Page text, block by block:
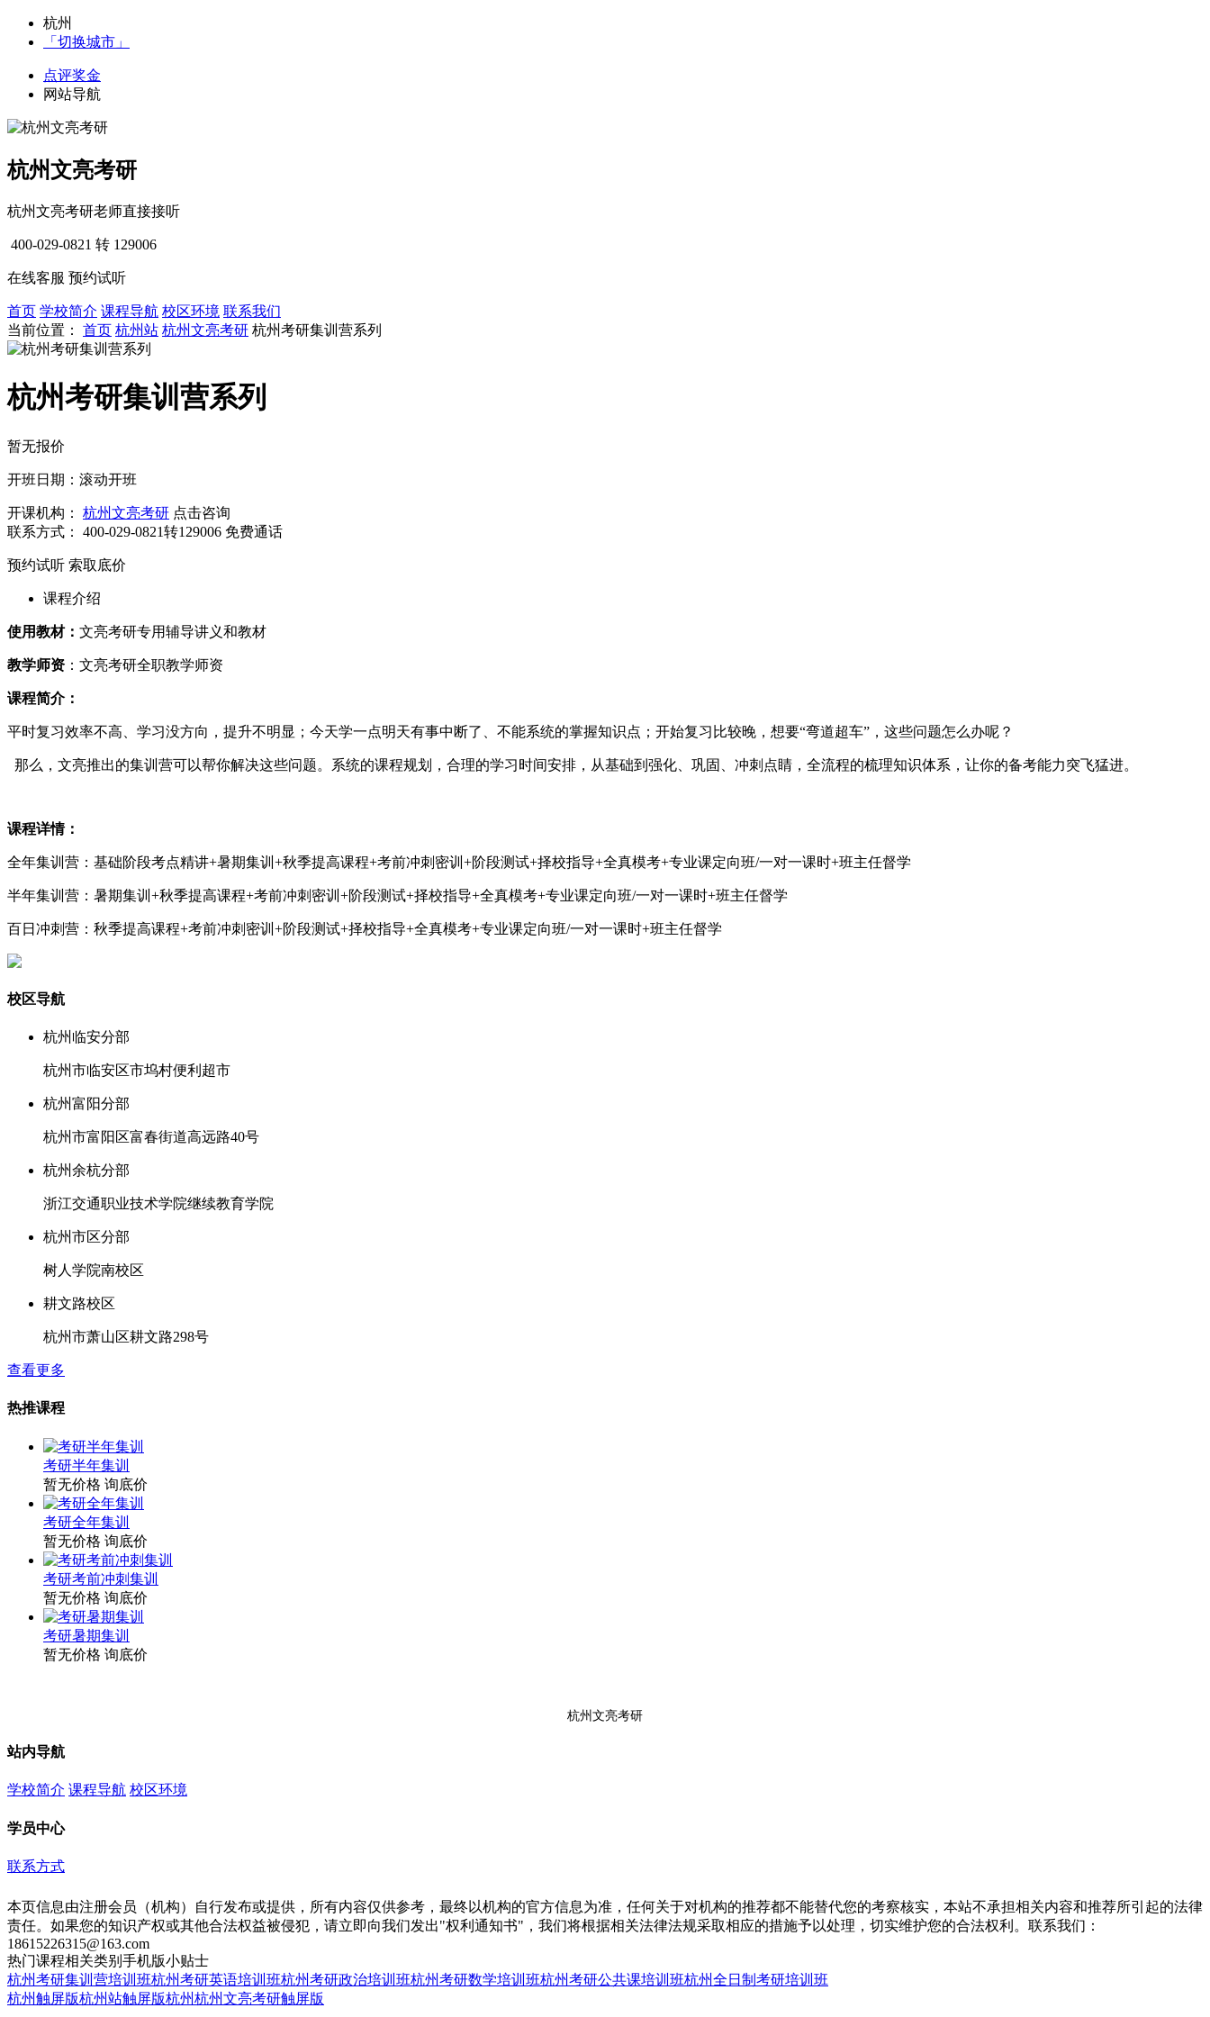
杭州
「切换城市」
点评奖金
网站导航
杭州文亮考研
杭州文亮考研老师直接接听
400-029-0821 转 129006
在线客服 预约试听
首页 学校简介 课程导航 校区环境 联系我们
当前位置：
首页 杭州站 杭州文亮考研 杭州考研集训营系列
杭州考研集训营系列
暂无报价
开班日期：滚动开班
开课机构： 杭州文亮考研 点击咨询
联系方式：
400-029-0821转129006 免费通话
预约试听 索取底价
课程介绍
使用教材： 文亮考研专用辅导讲义和教材
教学师资 ：文亮考研全职教学师资
课程简介：
平时复习效率不高、学习没方向，提升不明显；今天学一点明天有事中断了、不能系统的掌握知识点；开始复习比较晚，想要“弯道超车”，这些问题怎么办呢？
那么，文亮推出的集训营可以帮你解决这些问题。系统的课程规划，合理的学习时间安排，从基础到强化、巩固、冲刺点睛，全流程的梳理知识体系，让你的备考能力突飞猛进。
课程详情：
全年集训营：基础阶段考点精讲+暑期集训+秋季提高课程+考前冲刺密训+阶段测试+择校指导+全真模考+专业课定向班/一对一课时+班主任督学
半年集训营：暑期集训+秋季提高课程+考前冲刺密训+阶段测试+择校指导+全真模考+专业课定向班/一对一课时+班主任督学
百日冲刺营：秋季提高课程+考前冲刺密训+阶段测试+择校指导+全真模考+专业课定向班/一对一课时+班主任督学
校区导航
杭州临安分部
杭州市临安区市坞村便利超市
杭州富阳分部
杭州市富阳区富春街道高远路40号
杭州余杭分部
浙江交通职业技术学院继续教育学院
杭州市区分部
树人学院南校区
耕文路校区
杭州市萧山区耕文路298号
查看更多
热推课程
考研半年集训
暂无价格 询底价
考研全年集训
暂无价格 询底价
考研考前冲刺集训
暂无价格 询底价
考研暑期集训
暂无价格 询底价
杭州文亮考研
站内导航
学校简介 课程导航 校区环境
学员中心
联系方式
本页信息由注册会员（机构）自行发布或提供，所有内容仅供参考，最终以机构的官方信息为准，任何关于对机构的推荐都不能替代您的考察核实，本站不承担相关内容和推荐所引起的法律
责任。如果您的知识产权或其他合法权益被侵犯，请立即向我们发出"权利通知书"，我们将根据相关法律法规采取相应的措施予以处理，切实维护您的合法权利。联系我们：
18615226315@163.com
热门课程相关类别 手机版小贴士
杭州考研集训营培训班杭州考研英语培训班杭州考研政治培训班杭州考研数学培训班杭州考研公共课培训班杭州全日制考研培训班
杭州触屏版杭州站触屏版杭州杭州文亮考研触屏版